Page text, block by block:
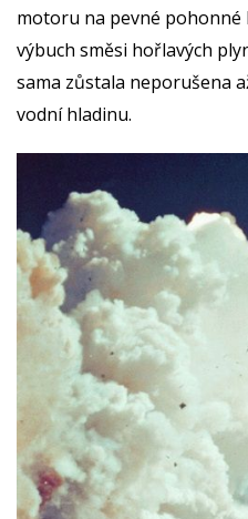
motoru na pevné pohonné
výbuch směsi hořlavých
sama zůstala neporušena
vodní hladinu.